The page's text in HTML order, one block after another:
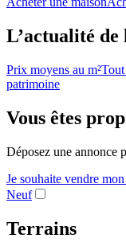
L’actualité
Prix moyens au m²
patrimoine
Vous êtes
Déposez une annonce
Je souhaite vendre
Neuf
Terrains